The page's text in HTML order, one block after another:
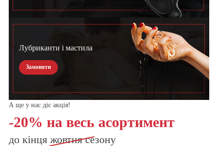
Лубриканти і мастила
Замовити
А ще у нас діє акція!
-20% на весь асортимент
до кінця жовтнясезону